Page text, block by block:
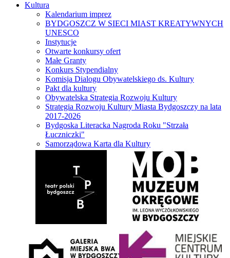
Kultura
Kalendarium imprez
BYDGOSZCZ W SIECI MIAST KREATYWNYCH
UNESCO
Instytucje
Otwarte konkursy ofert
Małe Granty
Konkurs Stypendialny
Komisja Dialogu Obywatelskiego ds. Kultury
Pakt dla kultury
Obywatelska Strategia Rozwoju Kultury
Strategia Rozwoju Kultury Miasta Bydgoszczy na lata
2017-2026
Bydgoska Literacka Nagroda Roku "Strzała
Łuczniczki"
Samorządowa Karta dla Kultury